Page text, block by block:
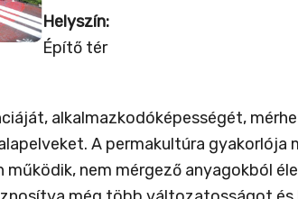
Helyszín:
Építő tér
alkalmazkodóképességét,
A permakultúra
működik, nem mérgező